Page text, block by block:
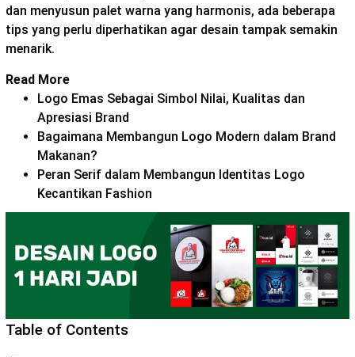
dan menyusun palet warna yang harmonis, ada beberapa
tips yang perlu diperhatikan agar desain tampak semakin
menarik.
Read More
Logo Emas Sebagai Simbol Nilai, Kualitas dan
Apresiasi Brand
Bagaimana Membangun Logo Modern dalam Brand
Makanan?
Peran Serif dalam Membangun Identitas Logo
Kecantikan Fashion
Table of Contents